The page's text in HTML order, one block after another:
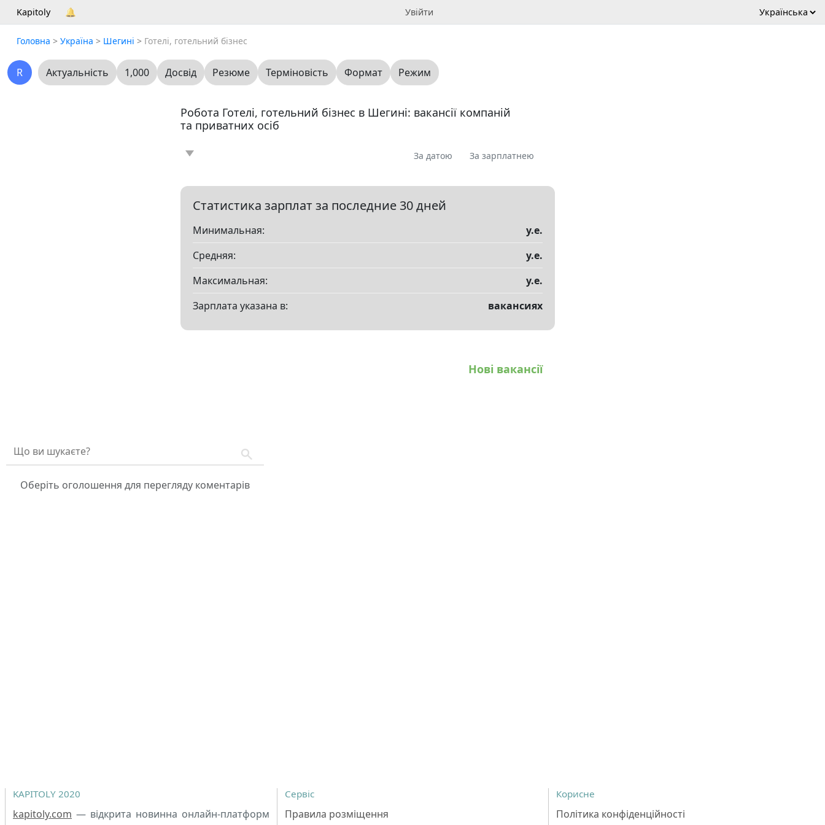
Kapitoly 🔔 Увійти
Головна > Україна > Шегині > Готелі, готельний бізнес
R Актуальність 1,000 Досвід Резюме Терміновість Формат Режим
Робота Готелі, готельний бізнес в Шегині: вакансії компаній
та приватних осіб
Все
Показать все разделы
За датою За зарплатнею
Статистика зарплат за последние 30 дней
Минимальная:
у.е.
Средняя:
у.е.
Максимальная:
у.е.
Зарплата указана в:
вакансиях
Нові вакансії
Оберіть оголошення для перегляду коментарів
KAPITOLY 2020
kapitoly.com — відкрита новинна онлайн-платформ
Сервіс
Правила розміщення
Корисне
Політика конфіденційності